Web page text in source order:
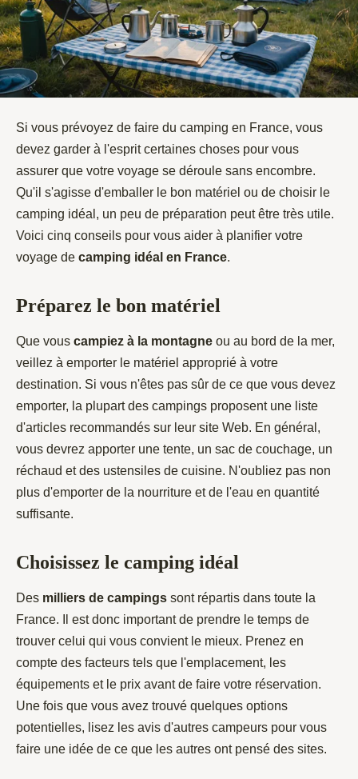
Si vous prévoyez de faire du camping en France, vous
devez garder à l'esprit certaines choses pour vous
assurer que votre voyage se déroule sans encombre.
Qu'il s'agisse d'emballer le bon matériel ou de choisir le
camping idéal, un peu de préparation peut être très utile.
Voici cinq conseils pour vous aider à planifier votre
voyage de camping idéal en France.
Préparez le bon matériel
Que vous campiez à la montagne ou au bord de la mer,
veillez à emporter le matériel approprié à votre
destination. Si vous n'êtes pas sûr de ce que vous devez
emporter, la plupart des campings proposent une liste
d'articles recommandés sur leur site Web. En général,
vous devrez apporter une tente, un sac de couchage, un
réchaud et des ustensiles de cuisine. N'oubliez pas non
plus d'emporter de la nourriture et de l'eau en quantité
suffisante.
Choisissez le camping idéal
Des milliers de campings sont répartis dans toute la
France. Il est donc important de prendre le temps de
trouver celui qui vous convient le mieux. Prenez en
compte des facteurs tels que l'emplacement, les
équipements et le prix avant de faire votre réservation.
Une fois que vous avez trouvé quelques options
potentielles, lisez les avis d'autres campeurs pour vous
faire une idée de ce que les autres ont pensé des sites.